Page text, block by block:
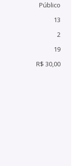
Público
13
2
19
R$ 30,00